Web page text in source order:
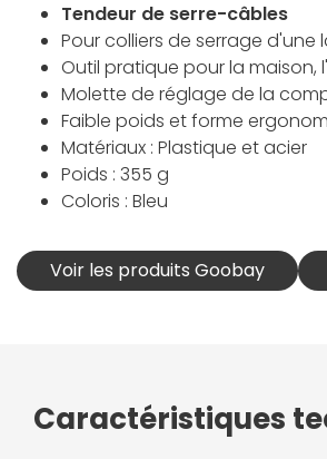
Tendeur de serre-câbles
Pour colliers de serrage d'une
Outil pratique pour la maison,
Molette de réglage de la
Faible poids et forme
Matériaux : Plastique et acier
Poids : 355 g
Coloris : Bleu
Voir les produits Goobay
Caractéristiques